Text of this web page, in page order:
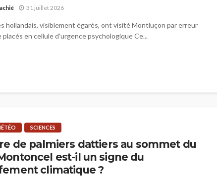
31 juillet 2026
hollandais, visiblement égarés, ont visité Montluçon par erreur
en cellule d'urgence psychologique Ce...
SCIENCES
de palmiers dattiers au sommet du
est-il un signe du
climatique ?